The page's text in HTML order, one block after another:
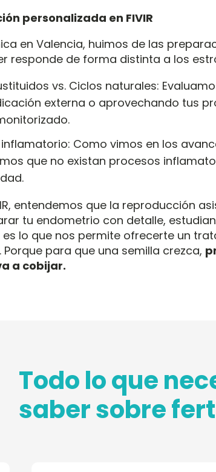
personalizada en FIVIR
en Valencia, huimos de las
responde de forma distinta a los
vs. Ciclos naturales:
externa o aprovechando tus
Como vimos en los
que no existan procesos
entendemos que la reproducción
tu endometrio con detalle,
lo que nos permite ofrecerte un
Porque para que una semilla crezca,
a cobijar.
Todo lo que
saber sobre